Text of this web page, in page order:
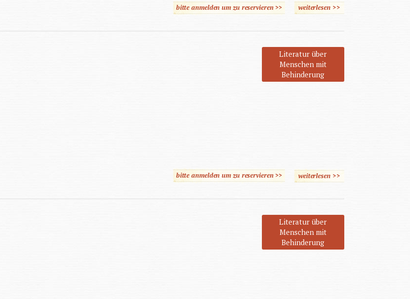
bitte anmelden um zu reservieren >> weiterlesen
über Vom Augenmass
>>
Literatur über
Menschen mit
Behinderung
bitte anmelden um zu reservieren >> weiterlesenüber Ins Leben gestemmt
>>
Literatur über
Menschen mit
Behinderung